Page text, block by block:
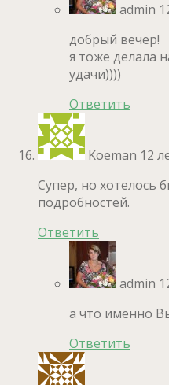
admin
добрый вечер!
я тоже делала
удачи))))
Ответить
Koeman 12
Супер, но хотелось
подробностей.
Ответить
admin
а что именно
Ответить